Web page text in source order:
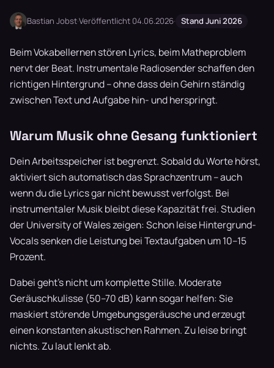
Bastian Jobst·Veröffentlicht 04.06.2026· Stand Juni 2026
Beim Vokabellernen stören Lyrics, beim Matheproblem
nervt der Beat. Instrumentale Radiosender schaffen den
richtigen Hintergrund – ohne dass dein Gehirn ständig
zwischen Text und Aufgabe hin- und herspringt.
Warum Musik ohne Gesang funktioniert
Dein Arbeitsspeicher ist begrenzt. Sobald du Worte hörst,
aktiviert sich automatisch das Sprachzentrum – auch
wenn du die Lyrics gar nicht bewusst verfolgst. Bei
instrumentaler Musik bleibt diese Kapazität frei. Studien
der University of Wales zeigen: Schon leise Hintergrund-
Vocals senken die Leistung bei Textaufgaben um 10–15
Prozent.
Dabei geht's nicht um komplette Stille. Moderate
Geräuschkulisse (50–70 dB) kann sogar helfen: Sie
maskiert störende Umgebungsgeräusche und erzeugt
einen konstanten akustischen Rahmen. Zu leise bringt
nichts. Zu laut lenkt ab.